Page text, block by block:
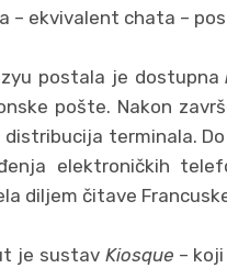
– ekvivalent chata –
postala je dostupna
pošte. Nakon
terminala.
elektroničkih
diljem čitave
je sustavKiosque– koji